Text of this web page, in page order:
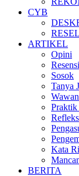
CYB
ARTIKEL
Opini
Resensi
Sosok
Tanya
Kata
BERITA